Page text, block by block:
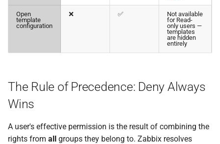
Open
template
configuration
❌ ✅
Not available
for Read-
only users —
templates
are hidden
entirely
The Rule of Precedence: Deny Always
Wins
A user's effective permission is the result of combining the
rights from all groups they belong to. Zabbix resolves